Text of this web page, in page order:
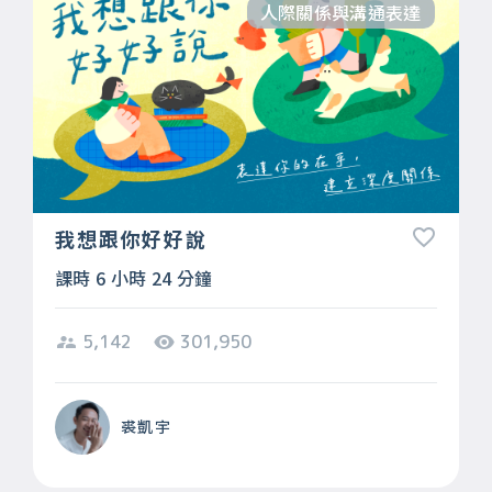
人際關係與溝通表達
我想跟你好好說
課時 6 小時 24 分鐘
5,142 301,950
裘凱宇